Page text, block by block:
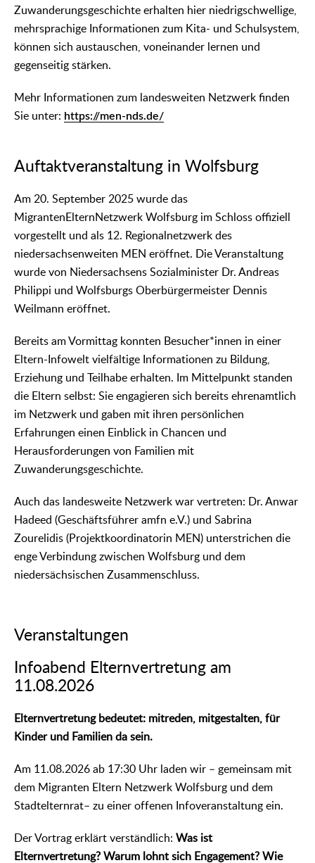
Zuwanderungsgeschichte erhalten hier niedrigschwellige,
mehrsprachige Informationen zum Kita- und Schulsystem,
können sich austauschen, voneinander lernen und
gegenseitig stärken.
Mehr Informationen zum landesweiten Netzwerk finden
Sie unter: https://men-nds.de/
Auftaktveranstaltung in Wolfsburg
Am 20. September 2025 wurde das
MigrantenElternNetzwerk Wolfsburg im Schloss offiziell
vorgestellt und als 12. Regionalnetzwerk des
niedersachsenweiten MEN eröffnet. Die Veranstaltung
wurde von Niedersachsens Sozialminister Dr. Andreas
Philippi und Wolfsburgs Oberbürgermeister Dennis
Weilmann eröffnet.
Bereits am Vormittag konnten Besucher*innen in einer
Eltern-Infowelt vielfältige Informationen zu Bildung,
Erziehung und Teilhabe erhalten. Im Mittelpunkt standen
die Eltern selbst: Sie engagieren sich bereits ehrenamtlich
im Netzwerk und gaben mit ihren persönlichen
Erfahrungen einen Einblick in Chancen und
Herausforderungen von Familien mit
Zuwanderungsgeschichte.
Auch das landesweite Netzwerk war vertreten: Dr. Anwar
Hadeed (Geschäftsführer amfn e.V.) und Sabrina
Zourelidis (Projektkoordinatorin MEN) unterstrichen die
enge Verbindung zwischen Wolfsburg und dem
niedersächsischen Zusammenschluss.
Veranstaltungen
Infoabend Elternvertretung am
11.08.2026
Elternvertretung bedeutet: mitreden, mitgestalten, für
Kinder und Familien da sein.
Am 11.08.2026 ab 17:30 Uhr laden wir – gemeinsam mit
dem Migranten Eltern Netzwerk Wolfsburg und dem
Stadtelternrat– zu einer offenen Infoveranstaltung ein.
Der Vortrag erklärt verständlich: Was ist
Elternvertretung? Warum lohnt sich Engagement? Wie